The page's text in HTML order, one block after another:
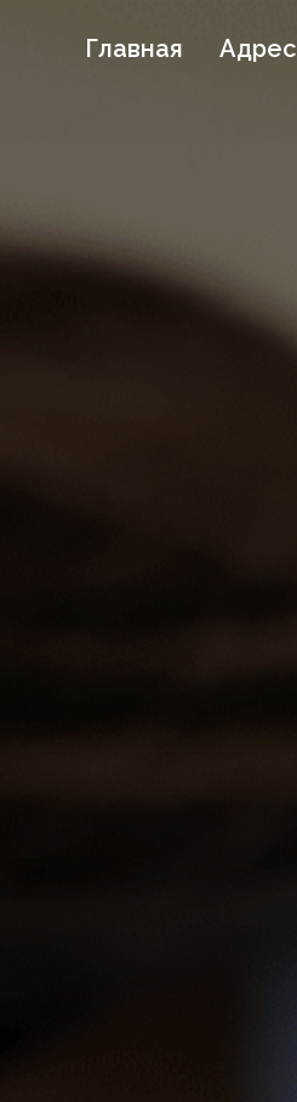
Главная Адрес